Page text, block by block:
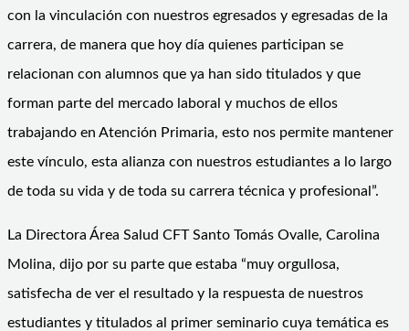
con la vinculación con nuestros egresados y egresadas de la
carrera, de manera que hoy día quienes participan se
relacionan con alumnos que ya han sido titulados y que
forman parte del mercado laboral y muchos de ellos
trabajando en Atención Primaria, esto nos permite mantener
este vínculo, esta alianza con nuestros estudiantes a lo largo
de toda su vida y de toda su carrera técnica y profesional”.
La Directora Área Salud CFT Santo Tomás Ovalle, Carolina
Molina, dijo por su parte que estaba “muy orgullosa,
satisfecha de ver el resultado y la respuesta de nuestros
estudiantes y titulados al primer seminario cuya temática es